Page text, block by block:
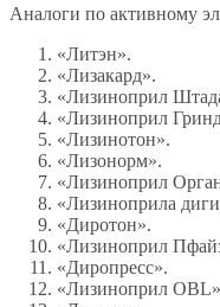
Аналоги по активному
«Литэн».
«Лизакард».
«Лизиноприл
«Лизиноприл
«Лизинотон».
«Лизонорм».
«Лизиноприл
«Лизиноприла
«Диротон».
«Лизиноприл
«Диропресс».
«Лизиноприл